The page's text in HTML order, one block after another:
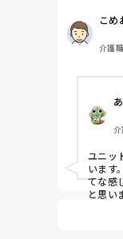
こめ
介護
ユニッ
います
てな感
と思い